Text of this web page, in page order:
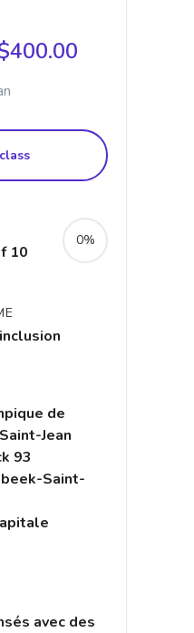
10
0%
de
Jean
93
Saint-
avec des